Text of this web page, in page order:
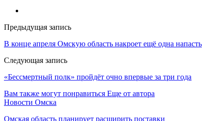
Предыдущая запись
В конце апреля Омскую область накроет ещё одна напасть
Следующая запись
«Бессмертный полк» пройдёт очно впервые за три года
Вам также могут понравиться Еще от автора
Новости Омска
Омская область планирует расширить поставки